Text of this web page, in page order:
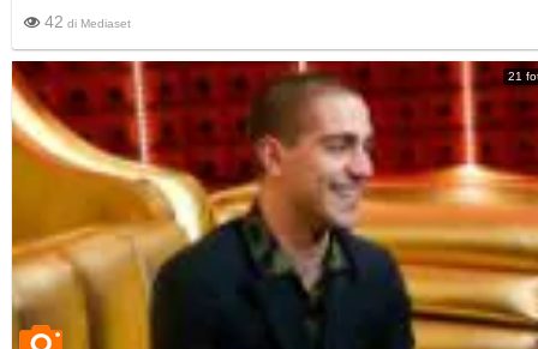
42 di Mediaset
21